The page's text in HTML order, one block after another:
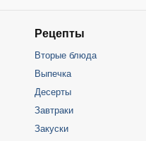
Рецепты
Вторые блюда
Выпечка
Десерты
Завтраки
Закуски